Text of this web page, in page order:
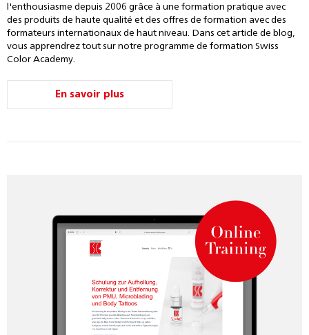
l'enthousiasme depuis 2006 grâce à une formation pratique avec
des produits de haute qualité et des offres de formation avec des
formateurs internationaux de haut niveau. Dans cet article de blog,
vous apprendrez tout sur notre programme de formation Swiss
Color Academy.
En savoir plus